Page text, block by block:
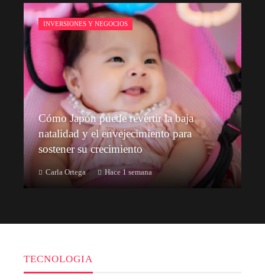
INVERSIONES Y NEGOCIOS
Cómo Japón puede revertir la baja
natalidad y el envejecimiento para
sostener su crecimiento
Carla Ortega Hace 1 semana
TECNOLOGIA